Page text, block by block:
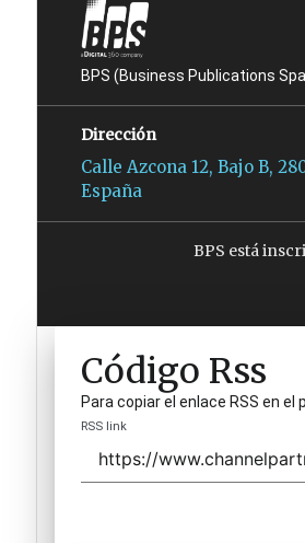
BPS (Business Publications
Dirección
Calle Azcona 12, Bajo B,
España
BPS está
Código Rss
Para copiar el enlace RSS en
RSS link